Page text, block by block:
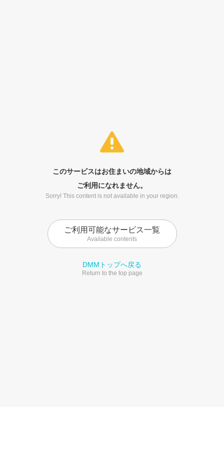
このサービスはお住まいの地域からは
ご利用になれません。
Sorry! This content is not available in your region.
ご利用可能なサービス一覧
Available contents
DMMトップへ戻る
Return to the top page